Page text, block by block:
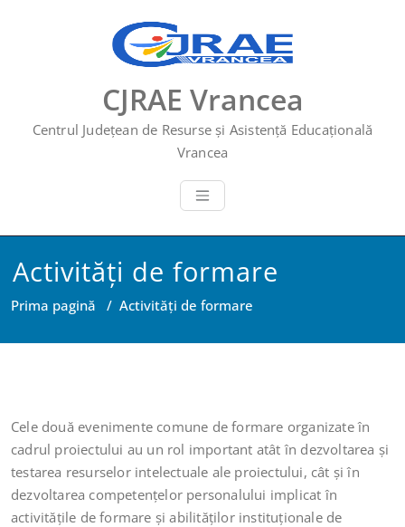
CJRAE Vrancea
Centrul Județean de Resurse și Asistență Educațională
Vrancea
Activități de formare
Prima pagină / Activități de formare
Cele două evenimente comune de formare organizate în
cadrul proiectului au un rol important atât în dezvoltarea şi
testarea resurselor intelectuale ale proiectului, cât şi în
dezvoltarea competențelor personalului implicat în
activităţile de formare şi abilităților instituționale de